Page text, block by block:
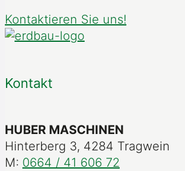
Kontaktieren Sie uns!
Kontakt
HUBER MASCHINEN
Hinterberg 3, 4284 Tragwein
M: 0664 / 41 606 72